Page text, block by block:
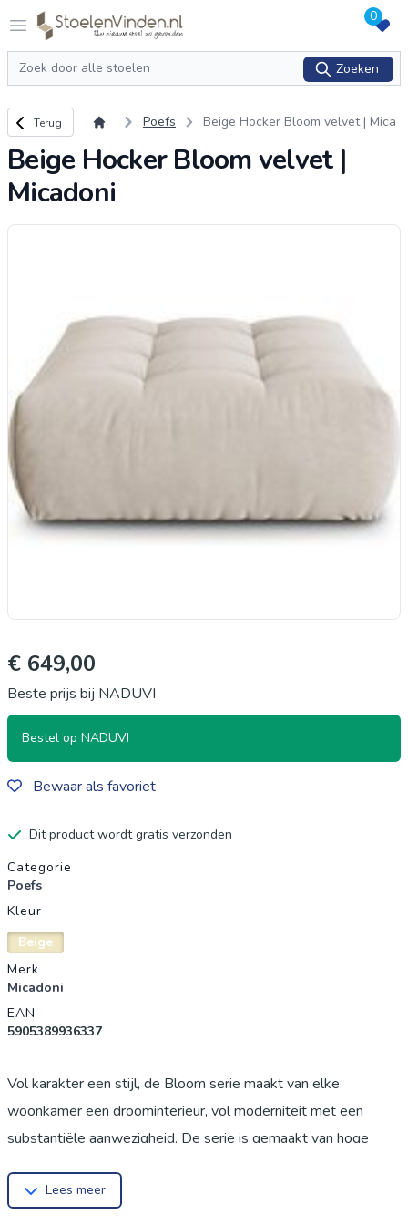
Open menu
Logo stoelenvinden.nl 0
Zoeken
Zoeken
Terug naar overzicht
Terug Poefs
Beige Hocker Bloom velvet | Mica
Beige Hocker Bloom velvet |
Micadoni
€ 649,00
Beste prijs bij NADUVI
Bestel op NADUVI
Bewaar als favoriet
Dit product wordt gratis verzonden
Productgegevens
Categorie
Poefs
Kleur
Beige
Merk
Micadoni
EAN
5905389936337
Vol karakter een stijl, de Bloom serie maakt van elke
woonkamer een droominterieur, vol moderniteit met een
substantiële aanwezigheid.⁠ De serie is gemaakt van hoge
het merk: Micadoni: way of living - way of being Wij zijn een
Lees meer